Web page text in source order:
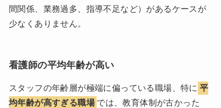
間関係、業務過多、指導不足など）があるケースが
少なくありません。
看護師の平均年齢が高い
スタッフの年齢層が極端に偏っている職場、特に 平
均年齢が高すぎる職場 では、教育体制が古かった